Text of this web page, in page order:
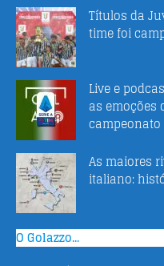
Títulos da
time foi
Live e
as emoções
As maiores
italiano:
O Golazzo...